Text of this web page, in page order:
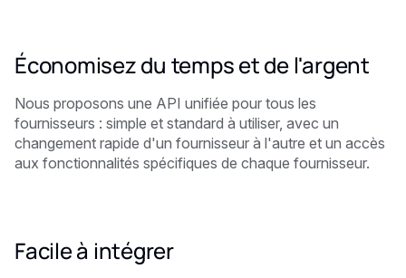
Économisez du temps et de l'argent
Nous proposons une API unifiée pour tous les
fournisseurs : simple et standard à utiliser, avec un
changement rapide d'un fournisseur à l'autre et un accès
aux fonctionnalités spécifiques de chaque fournisseur.
Facile à intégrer